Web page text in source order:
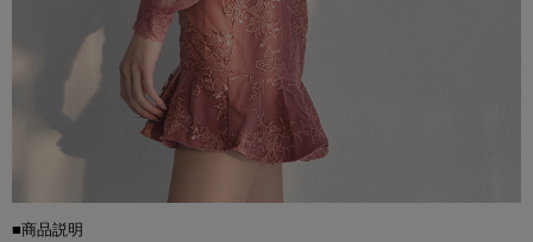
■商品説明